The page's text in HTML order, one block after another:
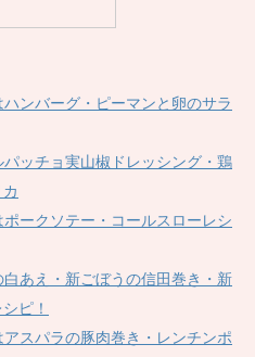
ンバーグ・ピーマンと卵のサラ
ッチョ実山椒ドレッシング・鶏
ークソテー・コールスローレシ
あえ・新ごぼうの信田巻き・新
ピ！
スパラの豚肉巻き・レンチンポ